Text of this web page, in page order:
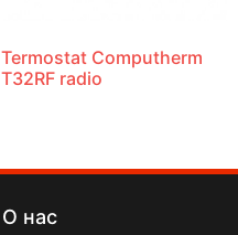
Termostat Computherm
T32RF radio
О нас